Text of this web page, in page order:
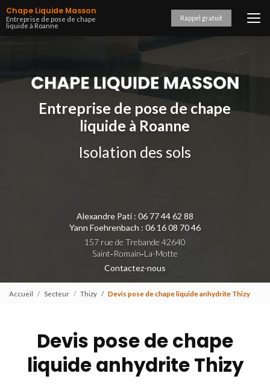
Aller
au
contenu
Chape Liquide Masson
Entreprise de pose de chape
liquide à Roanne
Rappel gratuit
Entreprise de pose de chape
liquide à Roanne
Isolation des sols
Alexandre Pati : 06 77 44 62 88
Yann Foehrenbach : 06 16 08 70 46
157 rue de Trebande 42640
Saint‑Romain‑La-Motte
Contactez-nous
Accueil Secteur Thizy Devis pose de chape liquide anhydrite Thizy
Devis pose de chape
liquide anhydrite Thizy